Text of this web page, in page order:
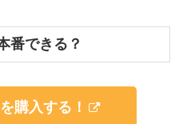
できる？
購入する！